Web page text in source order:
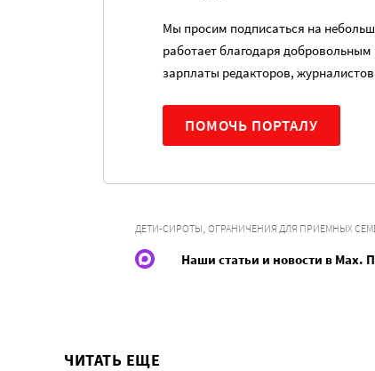
Мы просим подписаться на
работает благодаря
зарплаты редакторов,
ПОМОЧЬ ПОРТАЛУ
ДЕТИ-СИРОТЫ, ОГРАНИЧЕНИЯ ДЛЯ ПРИЕМНЫХ
Наши статьи и новости в Max.
ЧИТАТЬ ЕЩЕ